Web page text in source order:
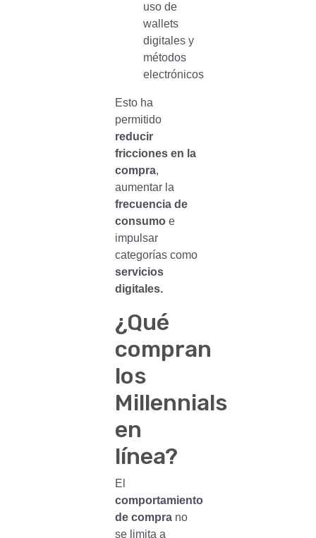
uso de
wallets
digitales y
métodos
electrónicos
Esto ha
permitido
reducir
fricciones en la
compra,
aumentar la
frecuencia de
consumo e
impulsar
categorías como
servicios
digitales.
¿Qué
compran
los
Millennials
en
línea?
El
comportamiento
de comprano
se limita a